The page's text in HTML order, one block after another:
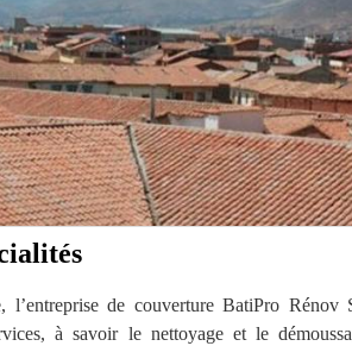
l’entreprise de couverture BatiPro Rénov
à savoir le nettoyage et le